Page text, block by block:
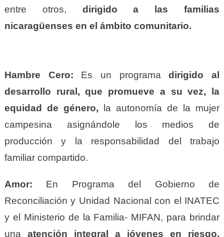
entre otros, dirigido a las familias
nicaragüenses en el ámbito comunitario.
Hambre Cero: Es un programadirigido al
desarrollo rural, que promueve a su vez, la
equidad de género, la autonomía de la mujer
campesina asignándole los medios de
producción y la responsabilidad del trabajo
familiar compartido.
Amor: En Programa del Gobierno de
Reconciliación y Unidad Nacional con el INATEC
y el Ministerio de la Familia- MIFAN, para brindar
una atención integral a jóvenes en riesgo,